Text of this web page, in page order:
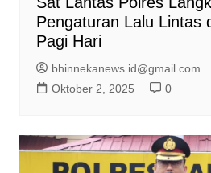
Pengaturan Lalu Lintas
Pagi Hari
bhinnekanews.id@gmail.com
Oktober 2, 2025
0